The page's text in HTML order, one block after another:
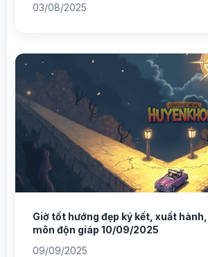
03/08/2025
Giờ tốt hướng đẹp ký kết, xuất
môn độn giáp 10/09/2025
09/09/2025